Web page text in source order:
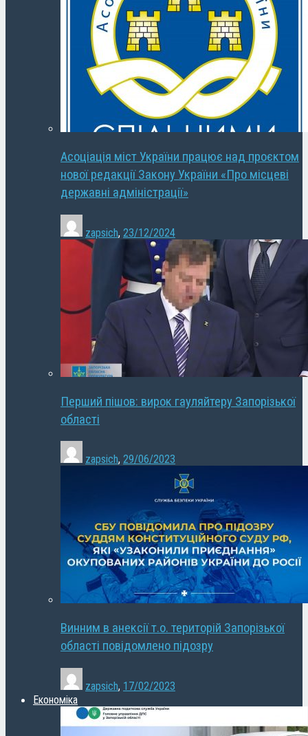
Асоціація міст України працює над проєктом
нової редакції Закону України «Про місцеві
державні адміністрації»
zapsich, 23/12/2024
Перший пішов: вирок гауляйтеру Запорізької
області
zapsich, 29/06/2023
Винним в анексії т.о. територій Запорізької
області повідомлено підозру
zapsich, 17/02/2023
Економіка